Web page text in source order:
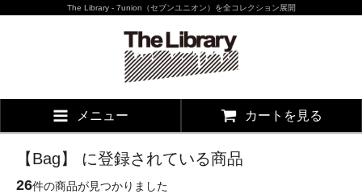
The Library - 7union（セブンユニオン）を全コレクション展開
メニュー カートを見る
【Bag】 に登録されている商品
26件の商品が見つかりました